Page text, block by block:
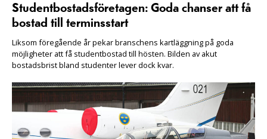
Studentbostadsföretagen: Goda chanser att få
bostad till terminsstart
Liksom föregående år pekar branschens kartläggning på goda
möjligheter att få studentbostad till hösten. Bilden av akut
bostadsbrist bland studenter lever dock kvar.